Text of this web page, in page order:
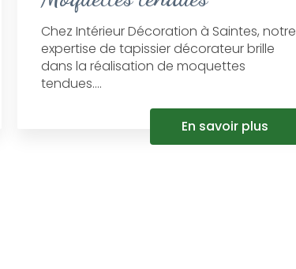
Chez Intérieur Décoration à Saintes, notre
expertise de tapissier décorateur brille
dans la réalisation de moquettes
tendues....
En savoir plus